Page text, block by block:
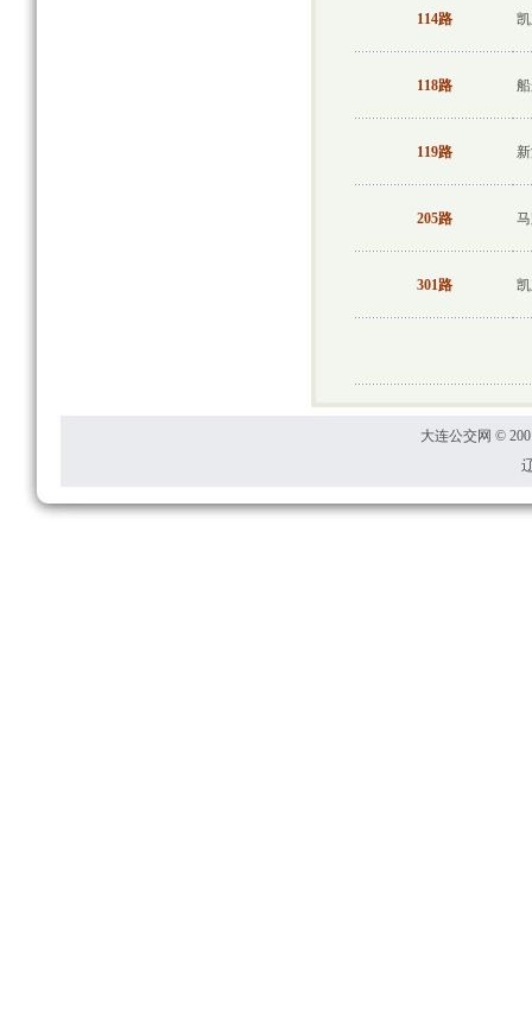
114路
118路
119路
205路
301路
大连公交网 ©